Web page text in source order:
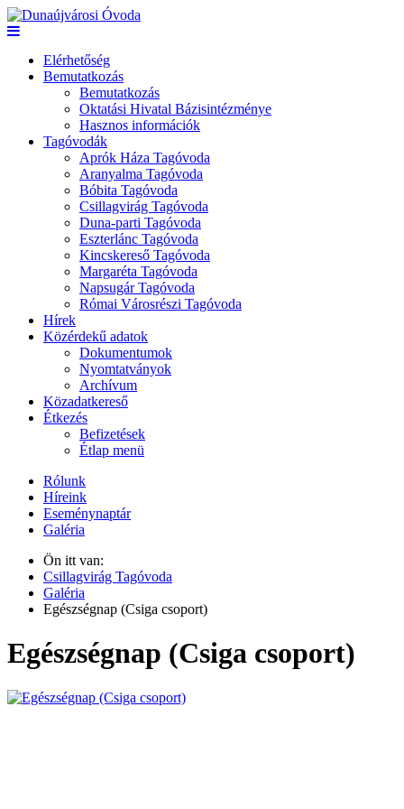
Elérhetőség
Bemutatkozás
Bemutatkozás
Oktatási Hivatal Bázisintézménye
Hasznos információk
Tagóvodák
Aprók Háza Tagóvoda
Aranyalma Tagóvoda
Bóbita Tagóvoda
Csillagvirág Tagóvoda
Duna-parti Tagóvoda
Eszterlánc Tagóvoda
Kincskereső Tagóvoda
Margaréta Tagóvoda
Napsugár Tagóvoda
Római Városrészi Tagóvoda
Hírek
Közérdekű adatok
Dokumentumok
Nyomtatványok
Archívum
Közadatkereső
Étkezés
Befizetések
Étlap menü
Rólunk
Híreink
Eseménynaptár
Galéria
Ön itt van:
Csillagvirág Tagóvoda
Galéria
Egészségnap (Csiga csoport)
Egészségnap (Csiga csoport)